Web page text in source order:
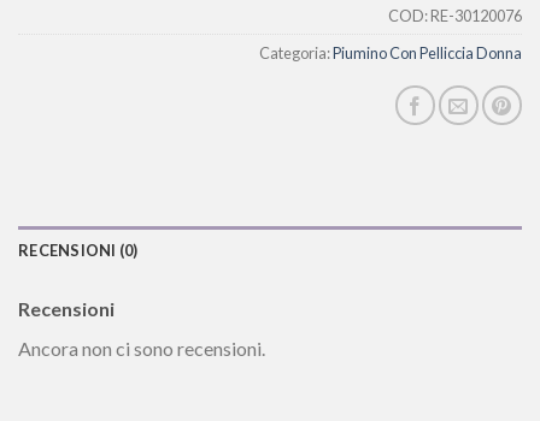
COD:RE-30120076
Categoria:Piumino Con Pelliccia Donna
RECENSIONI (0)
Recensioni
Ancora non ci sono recensioni.